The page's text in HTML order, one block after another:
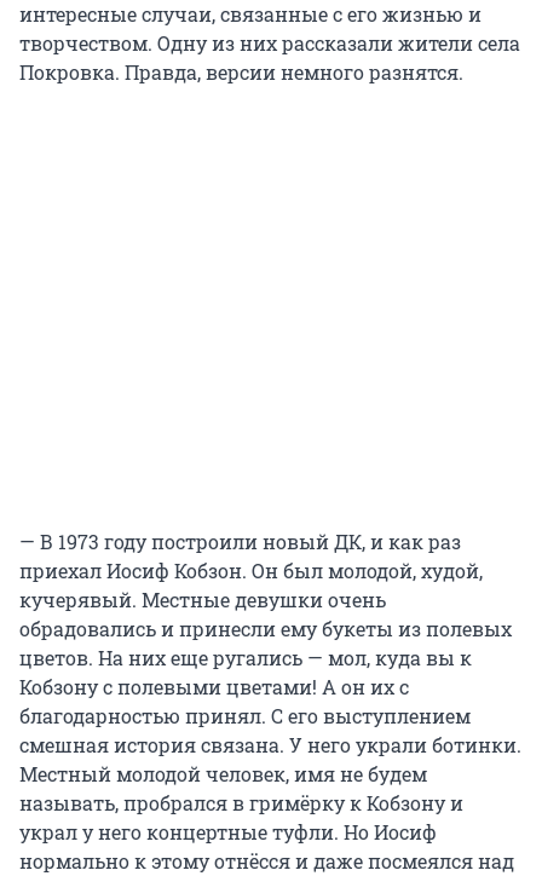
интересные случаи, связанные с его жизнью и
творчеством. Одну из них рассказали жители села
Покровка. Правда, версии немного разнятся.
— В 1973 году построили новый ДК, и как раз
приехал Иосиф Кобзон. Он был молодой, худой,
кучерявый. Местные девушки очень
обрадовались и принесли ему букеты из полевых
цветов. На них еще ругались — мол, куда вы к
Кобзону с полевыми цветами! А он их с
благодарностью принял. С его выступлением
смешная история связана. У него украли ботинки.
Местный молодой человек, имя не будем
называть, пробрался в гримёрку к Кобзону и
украл у него концертные туфли. Но Иосиф
нормально к этому отнёсся и даже посмеялся над